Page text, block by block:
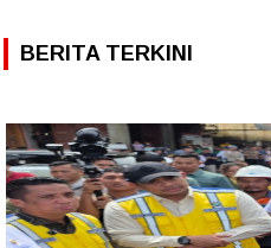
BERITA TERKINI